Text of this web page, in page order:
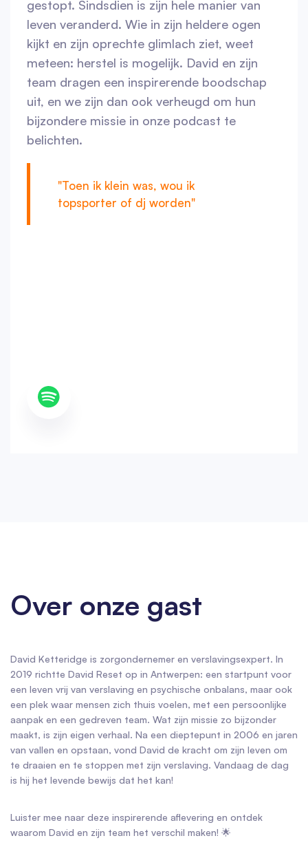
gestopt. Sindsdien is zijn hele manier van
leven veranderd. Wie in zijn heldere ogen
kijkt en zijn oprechte glimlach ziet, weet
meteen: herstel is mogelijk. David en zijn
team dragen een inspirerende boodschap
uit, en we zijn dan ook verheugd om hun
bijzondere missie in onze podcast te
belichten.
"Toen ik klein was, wou ik
topsporter of dj worden"
Over onze gast
David Ketteridge is zorgondernemer en verslavingsexpert. In
2019 richtte David Reset op in Antwerpen: een startpunt voor
een leven vrij van verslaving en psychische onbalans, maar ook
een plek waar mensen zich thuis voelen, met een persoonlijke
aanpak en een gedreven team. Wat zijn missie zo bijzonder
maakt, is zijn eigen verhaal. Na een dieptepunt in 2006 en jaren
van vallen en opstaan, vond David de kracht om zijn leven om
te draaien en te stoppen met zijn verslaving. Vandaag de dag
is hij het levende bewijs dat het kan!
Luister mee naar deze inspirerende aflevering en ontdek
waarom David en zijn team het verschil maken! 🌟